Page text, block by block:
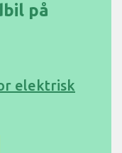
på
elektrisk